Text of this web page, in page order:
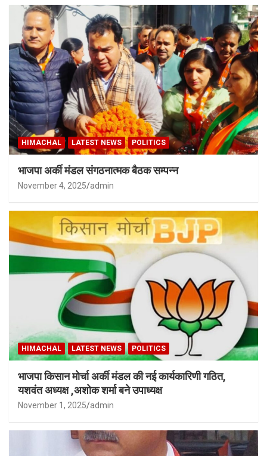
HIMACHAL LATEST NEWS POLITICS
भाजपा अर्की मंडल संगठनात्मक बैठक सम्पन्न
November 4, 2025 admin
HIMACHAL LATEST NEWS POLITICS
भाजपा किसान मोर्चा अर्की मंडल की नई कार्यकारिणी गठित,
यशवंत अध्यक्ष ,अशोक शर्मा बने उपाध्यक्ष
November 1, 2025 admin